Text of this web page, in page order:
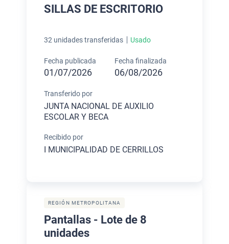
SILLAS DE ESCRITORIO
32 unidades transferidas Usado
Fecha publicada
01/07/2026
Fecha finalizada
06/08/2026
Transferido por
JUNTA NACIONAL DE AUXILIO
ESCOLAR Y BECA
Recibido por
I MUNICIPALIDAD DE CERRILLOS
REGIÓN METROPOLITANA
Pantallas - Lote de 8
unidades